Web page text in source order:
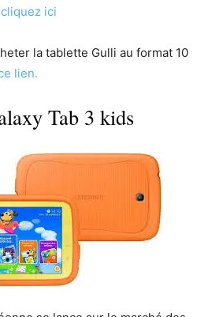
cliquez ici
la tablette Gulli au format 10
lien.
Tab 3 kids